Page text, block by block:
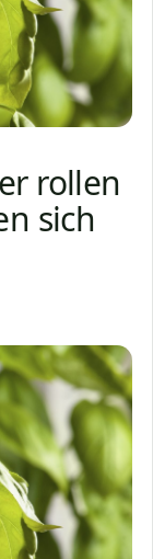
rollen
sich